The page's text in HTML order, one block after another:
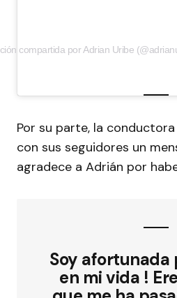
compartida por Adrian Uribe
Por su parte, la
con sus seguidores un
agradece a Adrián por
Soy afortunada
en mi vida !